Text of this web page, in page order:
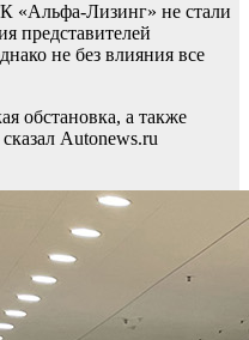
«Альфа-Лизинг» не стали
представителей
не без влияния все
обстановка, а также
Autonews.ru